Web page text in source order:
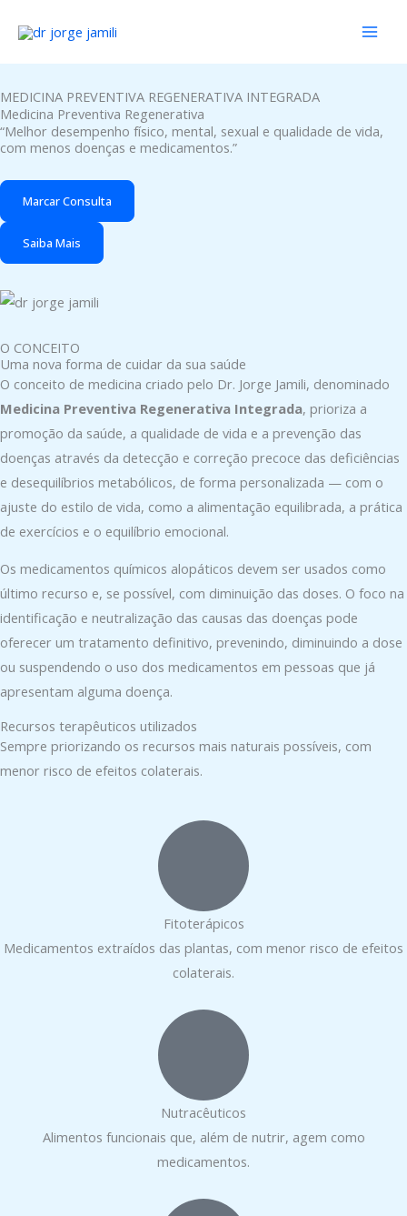
para
o
MEDICINA PREVENTIVA REGENERATIVA INTEGRADA
Medicina Preventiva Regenerativa
“Melhor desempenho físico, mental, sexual e qualidade de vida,
com menos doenças e medicamentos.”
Marcar Consulta
Saiba Mais
O CONCEITO
Uma nova forma de cuidar da sua saúde
O conceito de medicina criado pelo Dr. Jorge Jamili, denominado
Medicina Preventiva Regenerativa Integrada, prioriza a
promoção da saúde, a qualidade de vida e a prevenção das
doenças através da detecção e correção precoce das deficiências
e desequilíbrios metabólicos, de forma personalizada — com o
ajuste do estilo de vida, como a alimentação equilibrada, a prática
de exercícios e o equilíbrio emocional.
Os medicamentos químicos alopáticos devem ser usados como
último recurso e, se possível, com diminuição das doses. O foco na
identificação e neutralização das causas das doenças pode
oferecer um tratamento definitivo, prevenindo, diminuindo a dose
ou suspendendo o uso dos medicamentos em pessoas que já
apresentam alguma doença.
Recursos terapêuticos utilizados
Sempre priorizando os recursos mais naturais possíveis, com
menor risco de efeitos colaterais.
Fitoterápicos
Medicamentos extraídos das plantas, com menor risco de efeitos
colaterais.
Nutracêuticos
Alimentos funcionais que, além de nutrir, agem como
medicamentos.